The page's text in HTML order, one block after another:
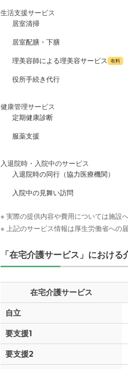
生活支援サービス
居室清掃
居室配膳・下膳
理美容師による理美容サービス 有料
役所手続き代行
健康管理サービス
定期健康診断
服薬支援
入退院時・入院中のサービス
入退院時の同行（協力医療機関）
入院中の見舞い訪問
※ 実際の提供内容や費用については施設
※ 上記のサービス情報は厚生労働省への
「在宅介護サービス」におけ
在宅介護サービス
自立
要支援1
要支援2